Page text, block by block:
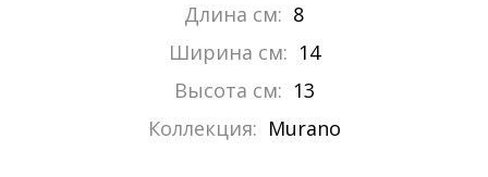
Длина см: 8
Ширина см: 14
Высота см: 13
Коллекция: Murano